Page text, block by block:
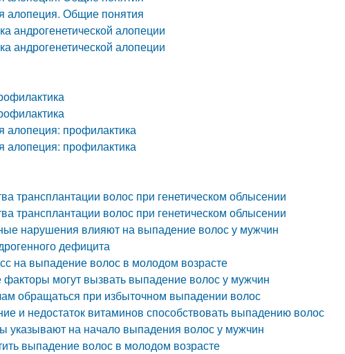
алопеция. Общие понятия
андрогенетической алопеции
андрогенетической алопеции
алопеция: профилактика
алопеция: профилактика
трансплантации волос при генетическом облысении
трансплантации волос при генетическом облысении
нарушения влияют на выпадение волос у мужчин
дефицита
на выпадение волос в молодом возрасте
могут вызвать выпадение волос у мужчин
обращаться при избыточном выпадении волос
и недостаток витаминов способствовать выпадению волос
указывают на начало выпадения волос у мужчин
выпадение волос в молодом возрасте